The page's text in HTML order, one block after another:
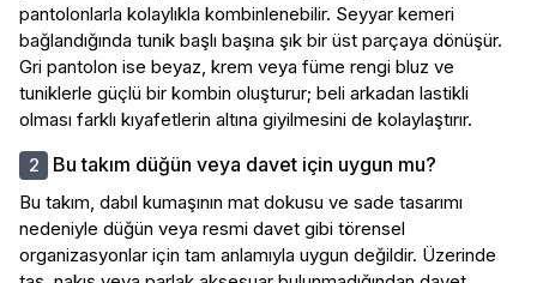
pantolonlarla kolaylıkla kombinlenebilir. Seyyar kemeri
bağlandığında tunik başlı başına şık bir üst parçaya dönüşür.
Gri pantolon ise beyaz, krem veya füme rengi bluz ve
tuniklerle güçlü bir kombin oluşturur; beli arkadan lastikli
olması farklı kıyafetlerin altına giyilmesini de kolaylaştırır.
Bu takım düğün veya davet için uygun mu?
Bu takım, dabıl kumaşının mat dokusu ve sade tasarımı
nedeniyle düğün veya resmi davet gibi törensel
organizasyonlar için tam anlamıyla uygun değildir. Üzerinde